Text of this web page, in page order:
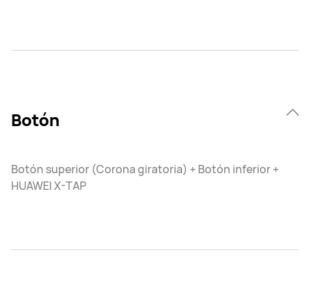
Botón
Botón superior (Corona giratoria) + Botón inferior +
HUAWEI X-TAP